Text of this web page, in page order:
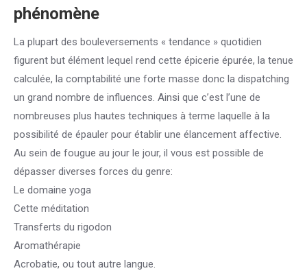
phénomène
La plupart des bouleversements « tendance » quotidien
figurent but élément lequel rend cette épicerie épurée, la tenue
calculée, la comptabilité une forte masse donc la dispatching
un grand nombre de influences. Ainsi que c’est l’une de
nombreuses plus hautes techniques à terme laquelle à la
possibilité de épauler pour établir une élancement affective.
Au sein de fougue au jour le jour, il vous est possible de
dépasser diverses forces du genre:
Le domaine yoga
Cette méditation
Transferts du rigodon
Aromathérapie
Acrobatie, ou tout autre langue.